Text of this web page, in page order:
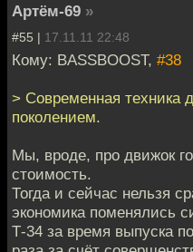
Артём-69 »
#55 | 17.11.11 22:48
Кому: BASSBOOST, #38
> Современная техника
поколением.
Мы, вроде, про движок
стоимость.
Тогда и сейчас нельзя
экономика поменялись
Т-34 за время выпуска